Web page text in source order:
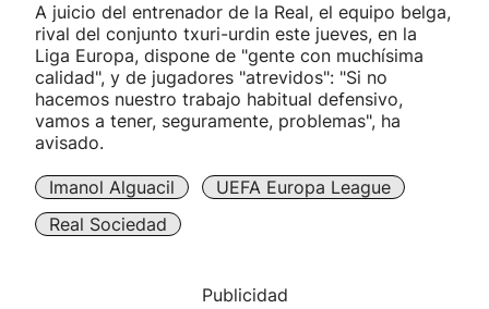
Más deportes
"Helmuga"
A juicio del entrenador de la Real, el equipo belga,
rival del conjunto txuri-urdin este jueves, en la
Liga Europa, dispone de "gente con muchísima
calidad", y de jugadores "atrevidos": "Si no
hacemos nuestro trabajo habitual defensivo,
vamos a tener, seguramente, problemas", ha
avisado.
Imanol Alguacil
UEFA Europa League
Real Sociedad
Publicidad